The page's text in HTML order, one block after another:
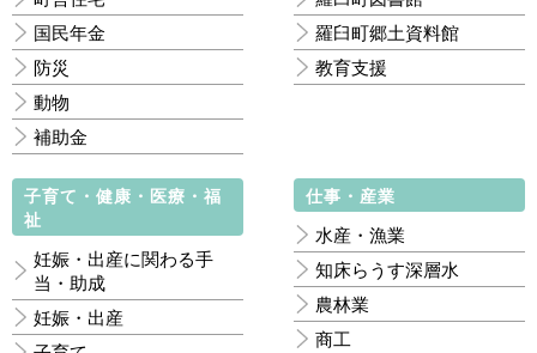
国民年金
防災
動物
補助金
羅臼町郷土資料館
教育支援
子育て・健康・医療・福
祉
妊娠・出産に関わる手
当・助成
妊娠・出産
仕事・産業
水産・漁業
知床らうす深層水
農林業
商工